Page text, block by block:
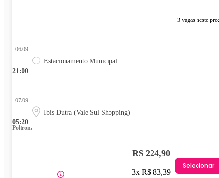
3 vagas neste
21:00
06/09
Estacionamento Municipal
05:20
07/09
Ibis Dutra (Vale Sul Shopping)
Poltrona
R$ 224,90
3x R$ 83,39
Selecionar